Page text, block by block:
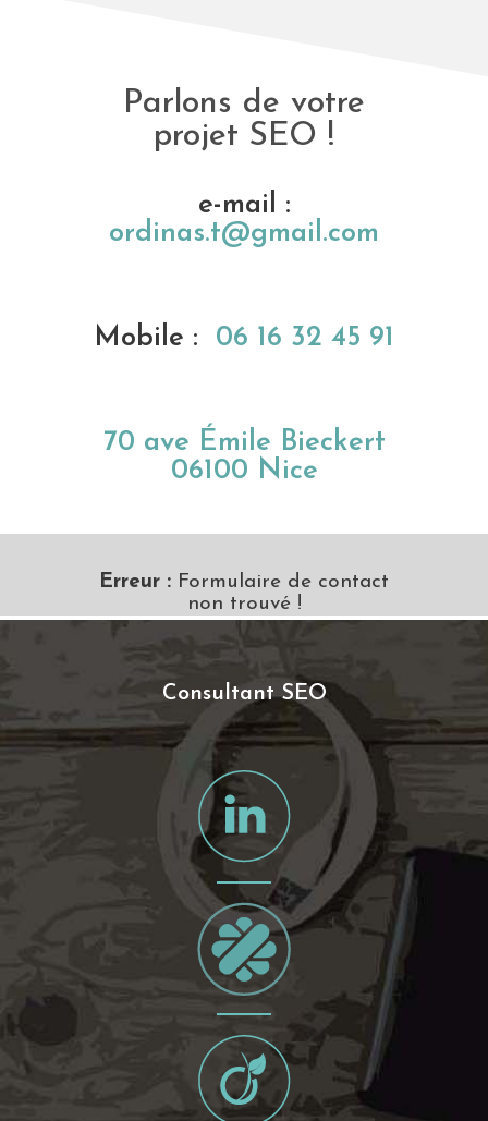
Parlons de votre
projet SEO !
e-mail :
ordinas.t@gmail.com
Mobile : 06 16 32 45 91
70 ave Émile Bieckert
06100 Nice
Erreur : Formulaire de contact
non trouvé !
Consultant SEO